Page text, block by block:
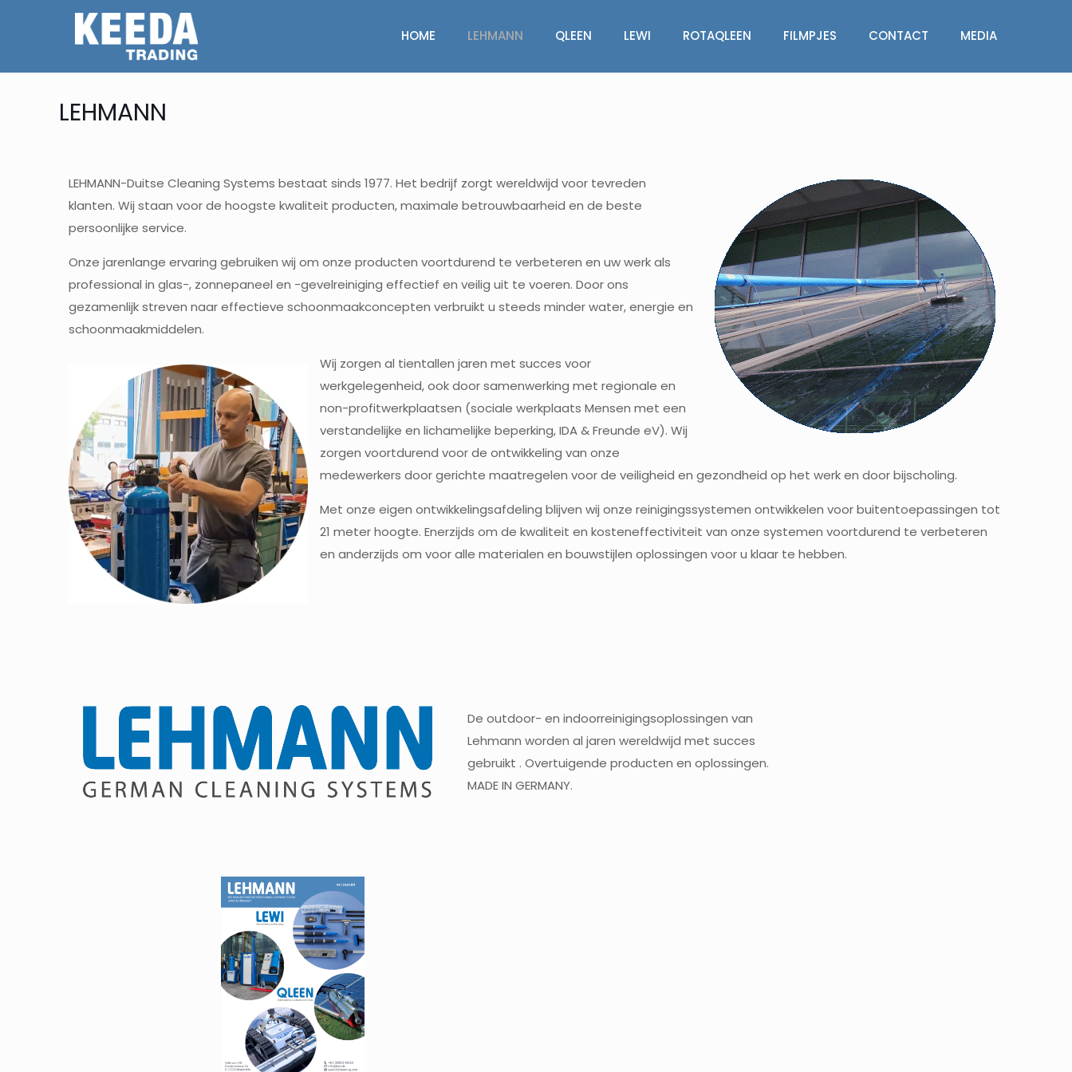
HOME LEHMANN QLEEN LEWI ROTAQLEEN FILMPJES CONTACT MEDIA
LEHMANN
LEHMANN-Duitse Cleaning Systems bestaat sinds 1977. Het bedrijf zorgt wereldwijd voor tevreden
klanten. Wij staan ​​voor de hoogste kwaliteit producten, maximale betrouwbaarheid en de beste
persoonlijke service.
Onze jarenlange ervaring gebruiken wij om onze producten voortdurend te verbeteren en uw werk als
professional in glas-, zonnepaneel en -gevelreiniging effectief en veilig uit te voeren. Door ons
gezamenlijk streven naar effectieve schoonmaakconcepten verbruikt u steeds minder water, energie en
schoonmaakmiddelen.
Wij zorgen al tientallen jaren met succes voor
werkgelegenheid, ook door samenwerking met regionale en
non-profitwerkplaatsen (sociale werkplaats Mensen met een
verstandelijke en lichamelijke beperking, IDA & Freunde eV). Wij
zorgen voortdurend voor de ontwikkeling van onze
medewerkers door gerichte maatregelen voor de veiligheid en gezondheid op het werk en door bijscholing.
Met onze eigen ontwikkelingsafdeling blijven wij onze reinigingssystemen ontwikkelen voor buitentoepassingen tot
21 meter hoogte. Enerzijds om de kwaliteit en kosteneffectiviteit van onze systemen voortdurend te verbeteren
en anderzijds om voor alle materialen en bouwstijlen oplossingen voor u klaar te hebben.
De outdoor- en indoorreinigingsoplossingen van
Lehmann worden al jaren wereldwijd met succes
gebruikt . Overtuigende producten en oplossingen.
MADE IN GERMANY.